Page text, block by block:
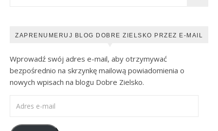
ZAPRENUMERUJ BLOG DOBRE ZIELSKO PRZEZ E-MAIL
Wprowadź swój adres e-mail, aby otrzymywać
bezpośrednio na skrzynkę mailową powiadomienia o
nowych wpisach na blogu Dobre Zielsko.